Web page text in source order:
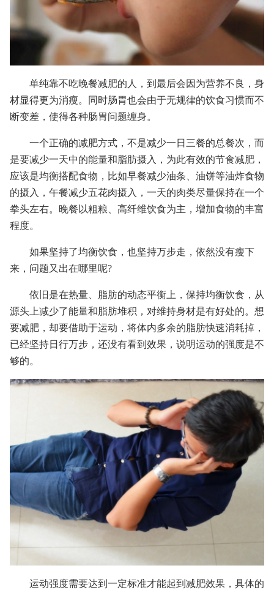
单纯靠不吃晚餐减肥的人，到最后会因为营养不良，身
材显得更为消瘦。同时肠胃也会由于无规律的饮食习惯而不
断变差，使得各种肠胃问题缠身。
一个正确的减肥方式，不是减少一日三餐的总餐次，而
是要减少一天中的能量和脂肪摄入，为此有效的节食减肥，
应该是均衡搭配食物，比如早餐减少油条、油饼等油炸食物
的摄入，午餐减少五花肉摄入，一天的肉类尽量保持在一个
拳头左右。晚餐以粗粮、高纤维饮食为主，增加食物的丰富
程度。
如果坚持了均衡饮食，也坚持万步走，依然没有瘦下
来，问题又出在哪里呢?
依旧是在热量、脂肪的动态平衡上，保持均衡饮食，从
源头上减少了能量和脂肪堆积，对维持身材是有好处的。想
要减肥，却要借助于运动，将体内多余的脂肪快速消耗掉，
已经坚持日行万步，还没有看到效果，说明运动的强度是不
够的。
运动强度需要达到一定标准才能起到减肥效果，具体的